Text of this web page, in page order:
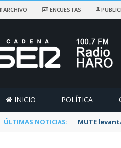
ARCHIVO ENCUESTAS
INICIO POLÍTICA
ÚLTIMAS NOTICIAS: Rescatado